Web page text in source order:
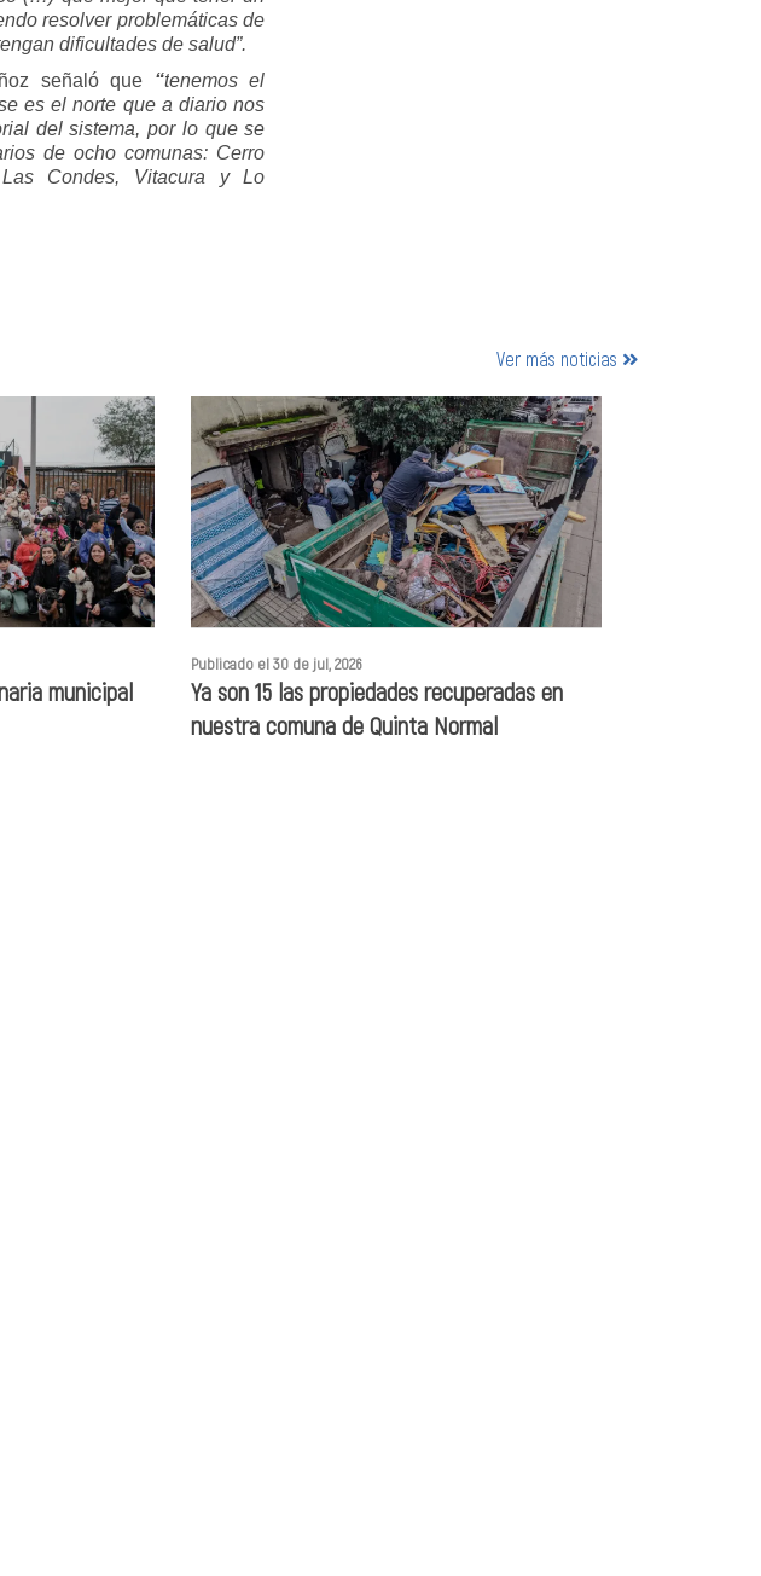
resolver problemáticas de
dificultades de salud”.
señaló que “tenemos el
es el norte que a diario nos
del sistema, por lo que se
de ocho comunas: Cerro
Condes, Vitacura y Lo
Ver más noticias
municipal
Publicado el 30 de jul, 2026
Ya son 15 las propiedades recuperadas en
nuestra comuna de Quinta Normal